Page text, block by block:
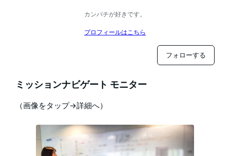
カンパチが好きです。
プロフィールはこちら
フォローする
ミッションナビゲート モニター
（画像をタップ→詳細へ）